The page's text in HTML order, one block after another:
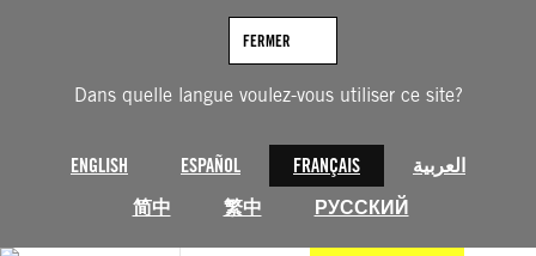
Dans quelle langue voulez-vous utiliser ce site?
ENGLISH ESPAÑOL FRANÇAIS
العربية
简中
繁中 РУССКИЙ
FERMER